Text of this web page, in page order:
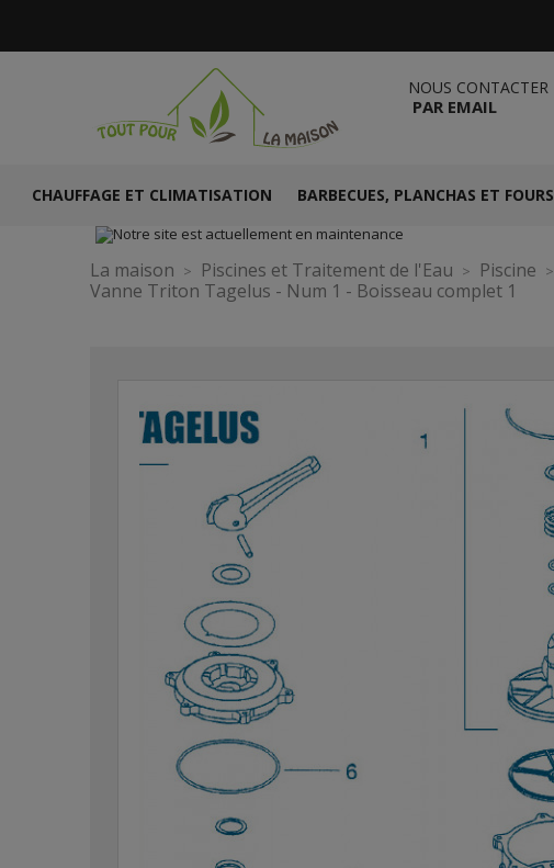
NOUS CONTACTER
PAR EMAIL
CHAUFFAGE ET CLIMATISATION BARBECUES, PLANCHAS ET FOURS
La maison Piscines et Traitement de l'Eau Piscine
Vanne Triton Tagelus - Num 1 - Boisseau complet 1